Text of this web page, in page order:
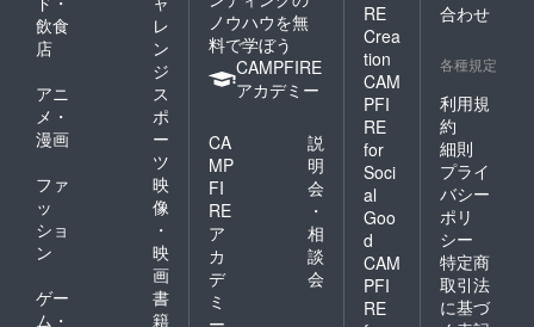
飲食
店
レ
ン
ジ
アニ
メ・
漫画
ス
ポ
ー
ツ
ファ
ッ
ショ
ン
映
像
・
映
画
ゲー
ム・
書
籍
ノウハウを無
料で学ぼう
CAMPFIRE
アカデミー
CA
MP
FI
RE
ア
カ
デ
ミ
説
明
会
・
相
談
会
RE
Crea
tion
CAM
PFI
RE
for
Soci
al
Goo
d
CAM
PFI
RE
合わせ
各種規定
利用規
約
細則
プライ
バシー
ポリ
シー
特定商
取引法
に基づ